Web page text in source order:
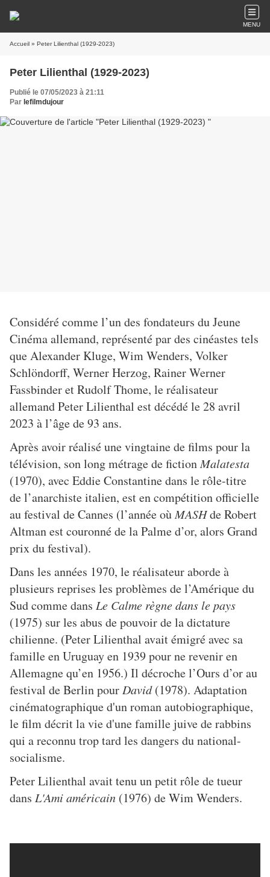
MENU
Accueil » Peter Lilienthal (1929-2023)
Peter Lilienthal (1929-2023)
Publié le 07/05/2023 à 21:11
Par lefilmdujour
Considéré comme l’un des fondateurs du Jeune
Cinéma allemand, représenté par des cinéastes tels
que Alexander Kluge, Wim Wenders, Volker
Schlöndorff, Werner Herzog, Rainer Werner
Fassbinder et Rudolf Thome, le réalisateur
allemand Peter Lilienthal est décédé le 28 avril
2023 à l’âge de 93 ans.
Après avoir réalisé une vingtaine de films pour la
télévision, son long métrage de fictionMalatesta
(1970), avec Eddie Constantine dans le rôle-titre
de l’anarchiste italien, est en compétition officielle
au festival de Cannes (l’année oùMASHde Robert
Altman est couronné de la Palme d’or, alors Grand
prix du festival).
Dans les années 1970, le réalisateur aborde à
plusieurs reprises les problèmes de l’Amérique du
Sud comme dans Le Calme règne dans le pays
(1975) sur les abus de pouvoir de la dictature
chilienne. (Peter Lilienthal avait émigré avec sa
famille en Uruguay en 1939 pour ne revenir en
Allemagne qu’en 1956.) Il décroche l’Ours d’or au
festival de Berlin pour David(1978). Adaptation
cinématographique d'un roman autobiographique,
le film décrit la vie d'une famille juive de rabbins
qui a reconnu trop tard les dangers du national-
socialisme.
Peter Lilienthal avait tenu un petit rôle de tueur
dans L'Ami américain (1976) de Wim Wenders.